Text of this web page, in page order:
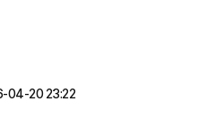
04-20 23:22